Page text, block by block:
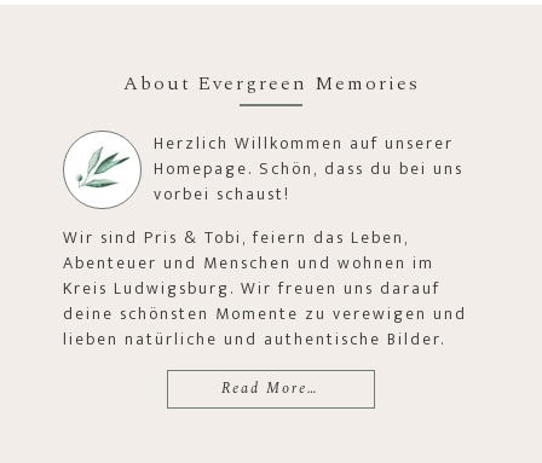
About Evergreen Memories
Herzlich Willkommen auf unserer
Homepage. Schön, dass du bei uns
vorbei schaust!
Wir sind Pris & Tobi, feiern das Leben,
Abenteuer und Menschen und wohnen im
Kreis Ludwigsburg. Wir freuen uns darauf
deine schönsten Momente zu verewigen und
lieben natürliche und authentische Bilder.
Read More…